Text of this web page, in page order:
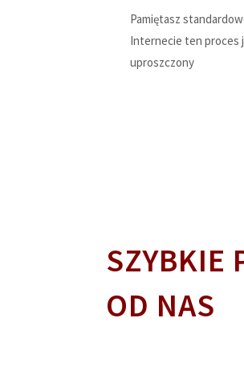
Pamiętasz
Internecie ten proces
uproszczony
SZYBKIE
OD NAS